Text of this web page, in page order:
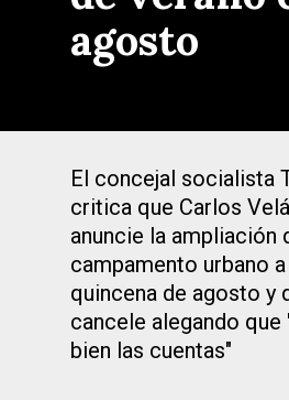
agosto
El concejal socialista
critica que Carlos
anuncie la ampliación
campamento urbano
quincena de agosto y
cancele alegando que
bien las cuentas"